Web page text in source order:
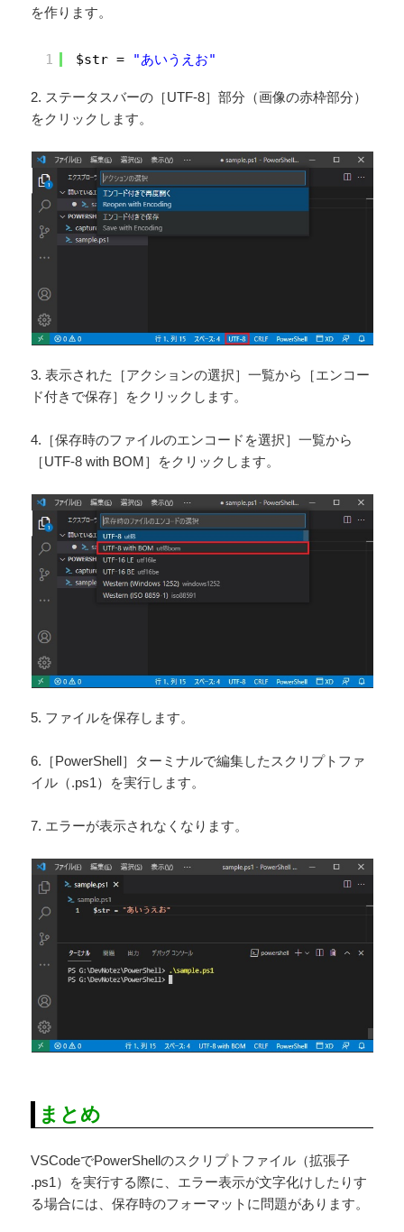
を作ります。
1 $str = "あいうえお"
2. ステータスバーの［UTF-8］部分（画像の赤枠部分）
をクリックします。
3. 表示された［アクションの選択］一覧から［エンコー
ド付きで保存］をクリックします。
4.［保存時のファイルのエンコードを選択］一覧から
［UTF-8 with BOM］をクリックします。
5. ファイルを保存します。
6.［PowerShell］ターミナルで編集したスクリプトファ
イル（.ps1）を実行します。
7. エラーが表示されなくなります。
まとめ
VSCodeでPowerShellのスクリプトファイル（拡張子
.ps1）を実行する際に、エラー表示が文字化けしたりす
る場合には、保存時のフォーマットに問題があります。